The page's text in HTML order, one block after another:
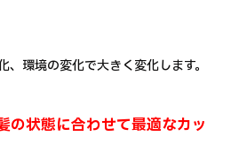
環境の変化で大きく変化します。
の状態に合わせて最適なカッ